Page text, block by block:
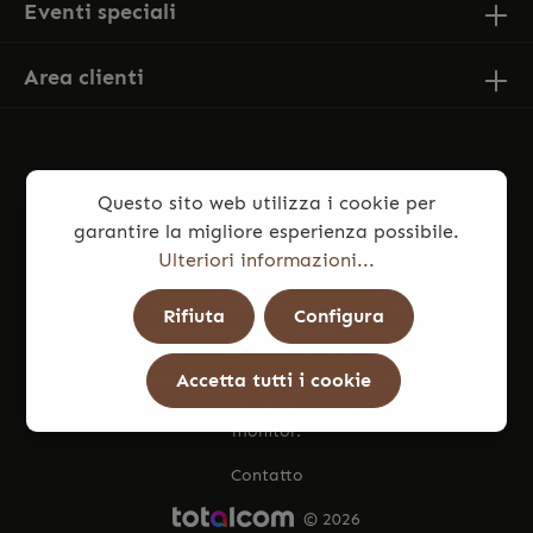
Eventi speciali
Area clienti
* Tutti i prezzi sono comprensivi di IVA più
spese di spedizione
ed eventuali spese di consegna, se non
diversamente indicato.
Le foto dei prodotti potrebbero presentare lievi differenze
di colore rispetto all’articolo reale, dovute a illuminazione e
monitor.
© 2026
Contatto
Questo sito web utilizza i cookie per
garantire la migliore esperienza possibile.
Ulteriori informazioni...
Rifiuta Configura
Accetta tutti i cookie